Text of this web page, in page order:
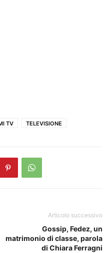
TV TELEVISIONE
Articolo successivo
Gossip, Fedez, un
matrimonio di classe, parola
di Chiara Ferragni